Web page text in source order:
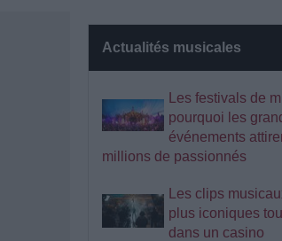
Actualités musicales
Les festivals de
pourquoi les
événements
millions de passionnés
Les clips
plus iconiques
dans un casino